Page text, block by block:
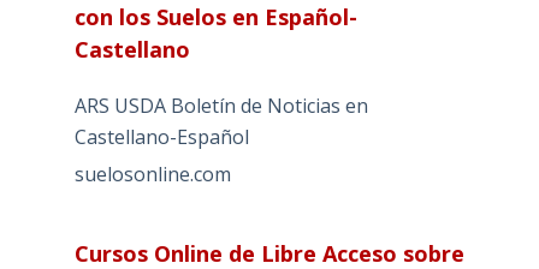
con los Suelos en Español-
Castellano
ARS USDA Boletín de Noticias en
Castellano-Español
suelosonline.com
Cursos Online de Libre Acceso sobre